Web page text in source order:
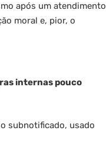
após um atendimento
moral e, pior, o
internas pouco
subnotificado, usado